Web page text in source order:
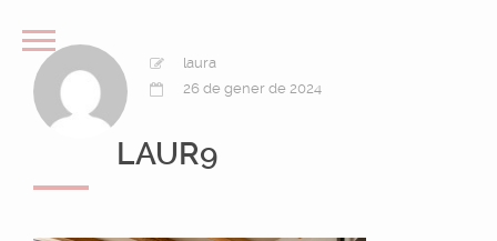
laura
26 de gener de 2024
LAUR9